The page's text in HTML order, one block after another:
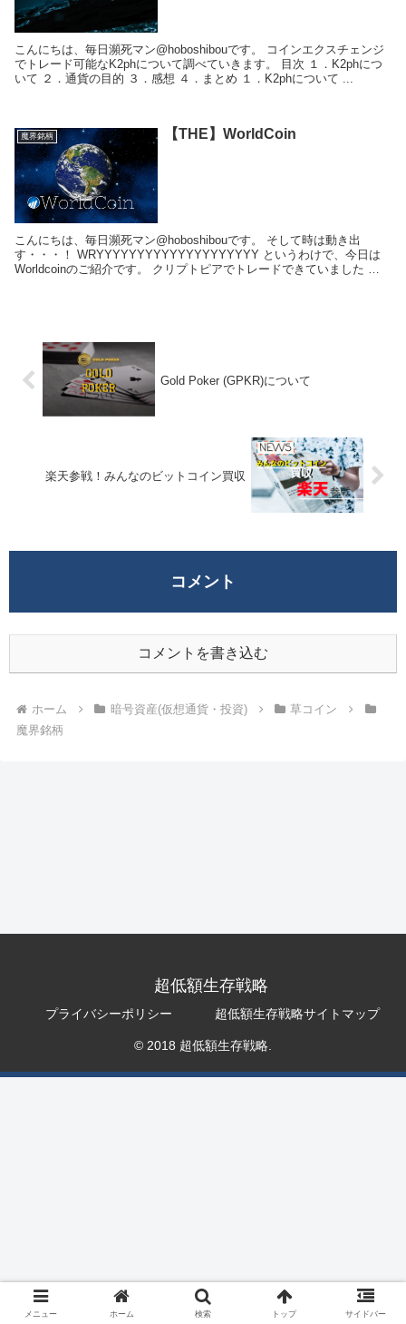
こんにちは、毎日瀕死マン@hoboshibouです。 コインエクスチェンジ
でトレード可能なK2phについて調べていきます。 目次 １．K2phにつ
いて ２．通貨の目的 ３．感想 ４．まとめ １．K2phについて ...
魔界銘柄 【THE】WorldCoin
こんにちは、毎日瀕死マン@hoboshibouです。 そして時は動き出
す・・・！ WRYYYYYYYYYYYYYYYYYYYY というわけで、今日は
Worldcoinのご紹介です。 クリプトピアでトレードできていました 注
Gold Poker (GPKR)について
楽天参戦！みんなのビットコイン買収
コメント
コメントを書き込む
ホーム 暗号資産(仮想通貨・投資)
草コイン
魔界銘柄
超低額生存戦略
プライバシーポリシー 超低額生存戦略サイトマップ
© 2018 超低額生存戦略.
メニュー ホーム 検索 トップ サイドバー